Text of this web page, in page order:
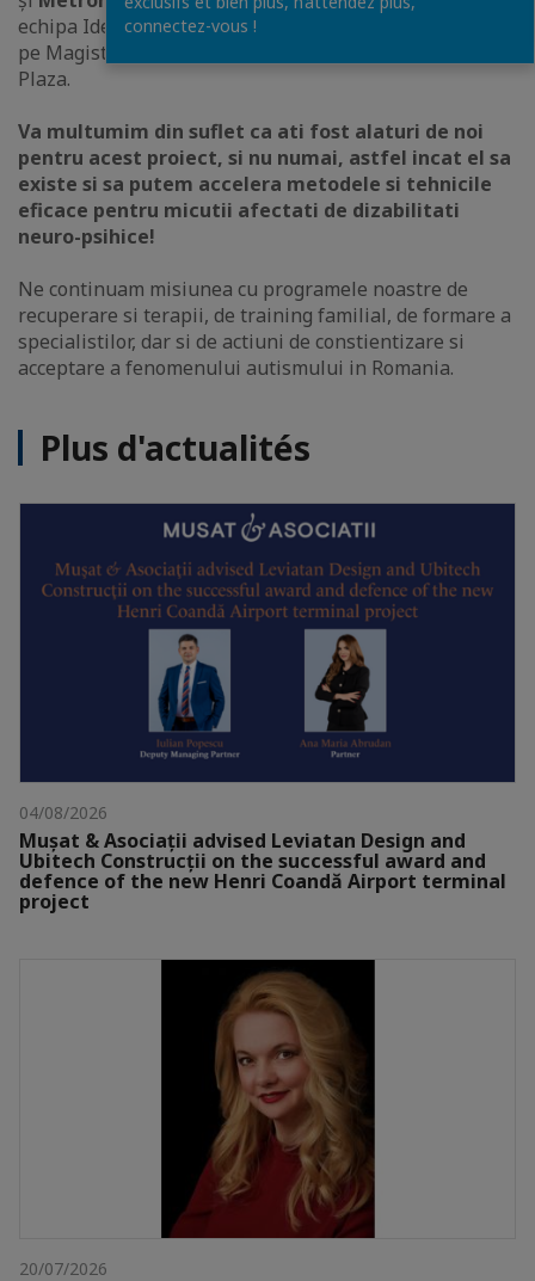
echipa Ideologiq a realizat filmări direct în trenurile de
pe Magistrala 1 și respectiv, în complexul Cora Sun
Plaza.
Va multumim din suflet ca ati fost alaturi de noi
pentru acest proiect, si nu numai, astfel incat el sa
existe si sa putem accelera metodele si tehnicile
eficace pentru micutii afectati de dizabilitati
neuro-psihice!
Ne continuam misiunea cu programele noastre de
recuperare si terapii, de training familial, de formare a
specialistilor, dar si de actiuni de constientizare si
acceptare a fenomenului autismului in Romania.
Plus d'actualités
04/08/2026
Mușat & Asociații advised Leviatan Design and
Ubitech Construcții on the successful award and
defence of the new Henri Coandă Airport terminal
project
20/07/2026
connectez-vous !